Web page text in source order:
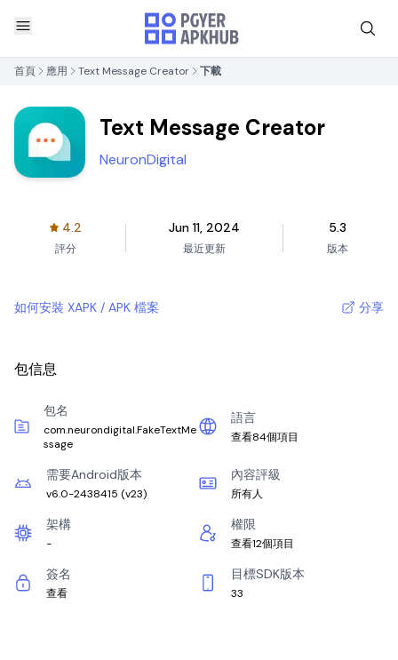
首頁 應用 Text Message Creator 下載
Text Message Creator
NeuronDigital
4.2
評分
Jun 11, 2024
最近更新
5.3
版本
如何安裝 XAPK / APK 檔案 分享
包信息
包名
com.neurondigital.FakeTextMe
ssage
語言
查看84個項目
需要Android版本
v6.0-2438415 (v23)
內容評級
所有人
架構
-
權限
查看12個項目
簽名
查看
目標SDK版本
33